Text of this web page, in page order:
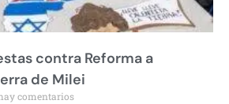
contra Reforma a
de Milei
comentarios